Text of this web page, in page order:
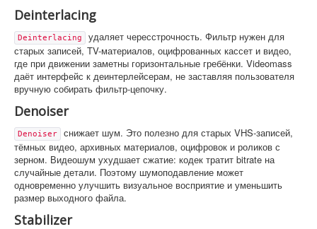
Deinterlacing
Deinterlacing
удаляет чересстрочность. Фильтр нужен для
старых записей, TV-материалов, оцифрованных кассет и видео,
где при движении заметны горизонтальные гребёнки. Videomass
даёт интерфейс к деинтерлейсерам, не заставляя пользователя
вручную собирать фильтр-цепочку.
Denoiser
Denoiser
снижает шум. Это полезно для старых VHS-записей,
тёмных видео, архивных материалов, оцифровок и роликов с
зерном. Видеошум ухудшает сжатие: кодек тратит bitrate на
случайные детали. Поэтому шумоподавление может
одновременно улучшить визуальное восприятие и уменьшить
размер выходного файла.
Stabilizer